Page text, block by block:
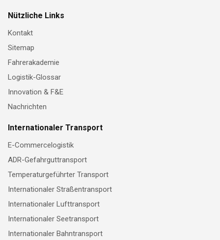
Nützliche Links
Kontakt
Sitemap
Fahrerakademie
Logistik-Glossar
Innovation & F&E
Nachrichten
Internationaler Transport
E-Commercelogistik
ADR-Gefahrguttransport
Temperaturgeführter Transport
Internationaler Straßentransport
Internationaler Lufttransport
Internationaler Seetransport
Internationaler Bahntransport